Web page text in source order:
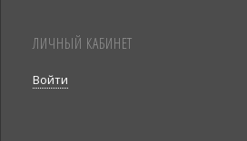
ЛИЧНЫЙ КАБИНЕТ
Войти